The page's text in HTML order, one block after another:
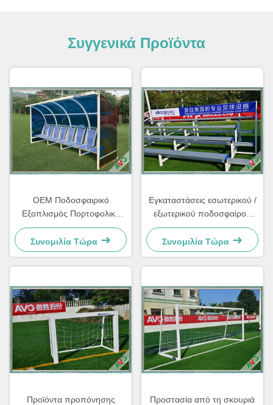
Συγγενικά Προϊόντα
OEM Ποδοσφαιρικό
Εξοπλισμός Πορτοφολικό
Ποδοσφαιρικό Αντικατάστατο
Τρέπου Για Βιπ Θέματα
δοκιμή123
Συνομιλία Τώρα
Εγκαταστάσεις εσωτερικού /
εξωτερικού ποδοσφαίρου
Εξοπλισμός γήπεδου
Αγώνων Αγώνων
Συνομιλία Τώρα
Προϊόντα προπόνησης
Προστασία από τη σκουριά